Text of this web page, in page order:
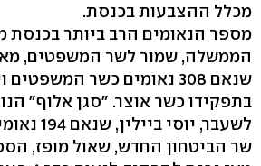
מכלל ההצבעות בכנסת.
מספר הנאומים הרב ביותר בכנסת
הממשלה, שמור לשר המשפטים,
בתפקידו כשר אוצר. "סגן אלוף"
לשעבר, יוסי ביילין, שנאם 194 נאומים.
שר הביטחון החדש, שאול מופז,